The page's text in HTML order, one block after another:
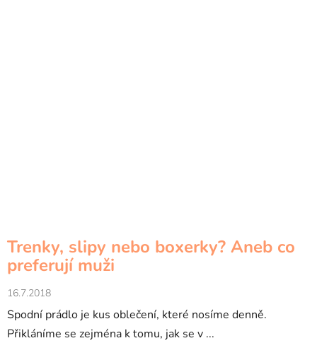
Trenky, slipy nebo boxerky? Aneb co
preferují muži
16.7.2018
Spodní prádlo je kus oblečení, které nosíme denně.
Přikláníme se zejména k tomu, jak se v ...